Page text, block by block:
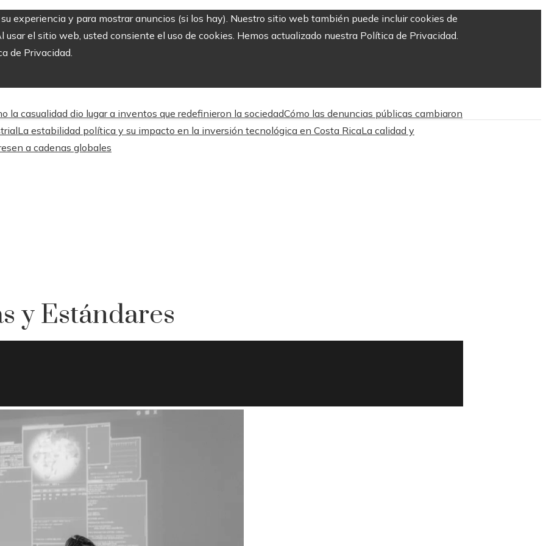
experiencia y para mostrar anuncios (si los hay). Nuestro sitio web también puede incluir cookies de
el sitio web, usted consiente el uso de cookies. Hemos actualizado nuestra Política de Privacidad.
de Privacidad.
la casualidad dio lugar a inventos que redefinieron la sociedadCómo las denuncias públicas cambiaron
La estabilidad política y su impacto en la inversión tecnológica en Costa RicaLa calidad y
a cadenas globales
y Estándares